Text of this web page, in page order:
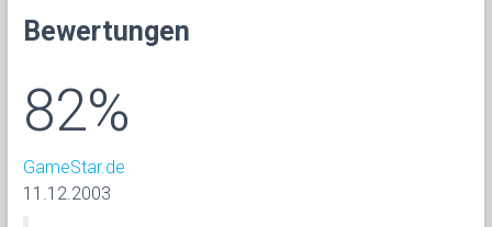
Bewertungen
82%
GameStar.de
11.12.2003